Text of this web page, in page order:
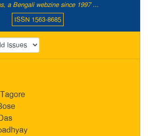
a Bengali webzine since 1997 ...
ISSN 1563-8685